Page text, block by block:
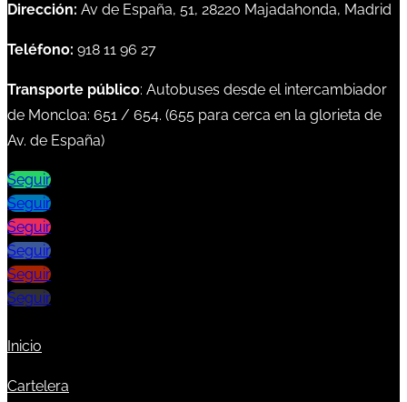
Dirección: Av de España, 51, 28220 Majadahonda, Madrid
Teléfono: 918 11 96 27
Transporte público: Autobuses desde el intercambiador
de Moncloa: 651 / 654. (655 para cerca en la glorieta de
Av. de España)
Seguir
Seguir
Seguir
Seguir
Seguir
Seguir
Inicio
Cartelera